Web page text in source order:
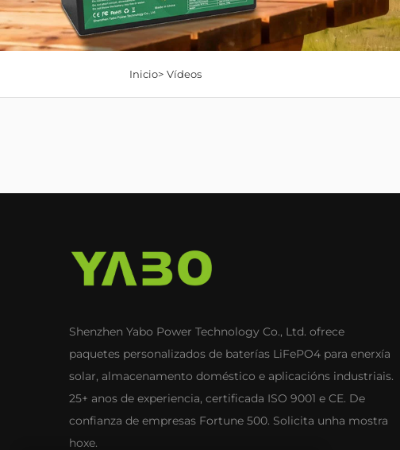
Inicio> Vídeos
Shenzhen Yabo Power Technology Co., Ltd. ofrece
paquetes personalizados de baterías LiFePO4 para enerxía
solar, almacenamento doméstico e aplicacións industriais.
25+ anos de experiencia, certificada ISO 9001 e CE. De
confianza de empresas Fortune 500. Solicita unha mostra
hoxe.